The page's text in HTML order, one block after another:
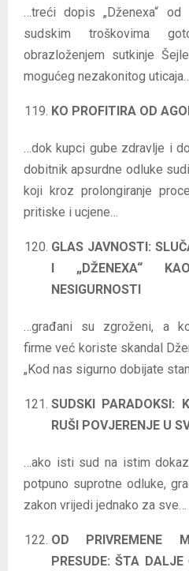
…treći dopis „Dženexa“
sudskim troškovima
obrazloženjem sutkinje
mogućeg nezakonitog uticaja…
KO PROFITIRA OD
…dok kupci gube zdravlje i
dobitnik apsurdne odluke
koji kroz prolongiranje
pritiske i ucjene…
GLAS JAVNOSTI:
I „DŽENEXA“
NESIGURNOSTI
…građani su zgroženi, a
firme već koriste skandal
„Kod nas sigurno dobijate
SUDSKI PARADOKSI:
RUŠI POVJERENJE U
…ako isti sud na istim
potpuno suprotne odluke,
zakon vrijedi jednako za sve…
OD PRIVREMENE
PRESUDE: ŠTA